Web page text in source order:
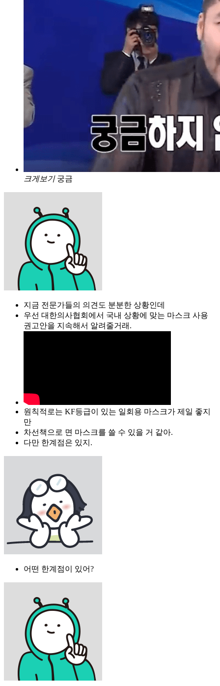
크게보기 궁금
지금 전문가들의 의견도 분분한 상황인데
우선 대한의사협회에서 국내 상황에 맞는 마스크 사용
권고안을 지속해서 알려줄거래.
원칙적로는 KF등급이 있는 일회용 마스크가 제일 좋지
만
차선책으로 면 마스크를 쓸 수 있을 거 같아.
다만 한계점은 있지.
어떤 한계점이 있어?